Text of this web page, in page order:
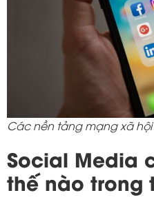
Các nền tảng mạng xã
Social Media
thế nào trong